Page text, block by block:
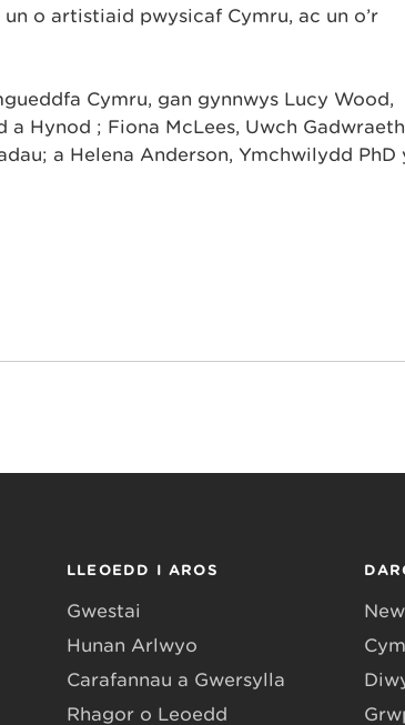
o artistiaid pwysicaf Cymru, ac un o’r
Cymru, gan gynnwys Lucy Wood,
a Hynod ⁠; Fiona McLees, Uwch
a Helena Anderson, Ymchwilydd PhD
LLEOEDD I AROS
Gwestai
Hunan Arlwyo
Carafannau a Gwersylla
Rhagor o Leoedd